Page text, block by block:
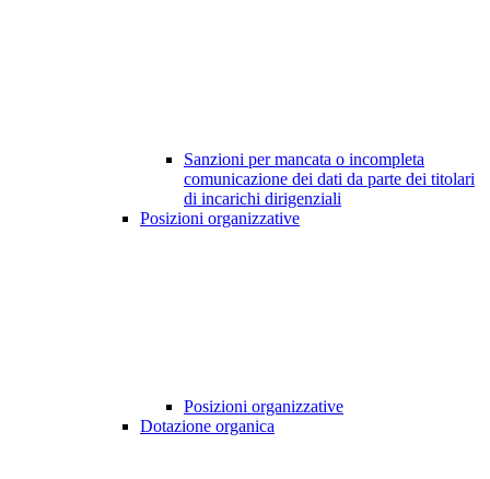
Sanzioni per mancata o incompleta
comunicazione dei dati da parte dei titolari
di incarichi dirigenziali
Posizioni organizzative
Posizioni organizzative
Dotazione organica